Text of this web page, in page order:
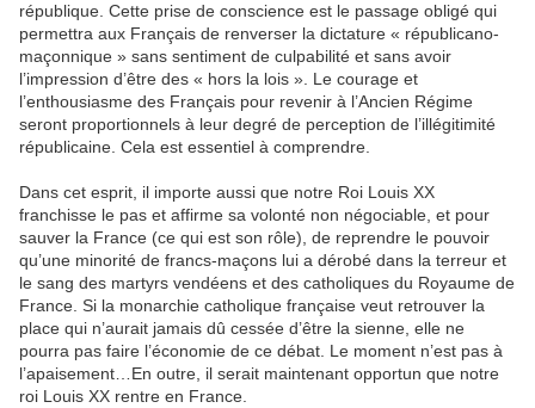
république. Cette prise de conscience est le passage obligé qui
permettra aux Français de renverser la dictature « républicano-
maçonnique » sans sentiment de culpabilité et sans avoir
l’impression d’être des « hors la lois ». Le courage et
l’enthousiasme des Français pour revenir à l’Ancien Régime
seront proportionnels à leur degré de perception de l’illégitimité
républicaine. Cela est essentiel à comprendre.
Dans cet esprit, il importe aussi que notre Roi Louis XX
franchisse le pas et affirme sa volonté non négociable, et pour
sauver la France (ce qui est son rôle), de reprendre le pouvoir
qu’une minorité de francs-maçons lui a dérobé dans la terreur et
le sang des martyrs vendéens et des catholiques du Royaume de
France. Si la monarchie catholique française veut retrouver la
place qui n’aurait jamais dû cessée d’être la sienne, elle ne
pourra pas faire l’économie de ce débat. Le moment n’est pas à
l’apaisement…En outre, il serait maintenant opportun que notre
roi Louis XX rentre en France.